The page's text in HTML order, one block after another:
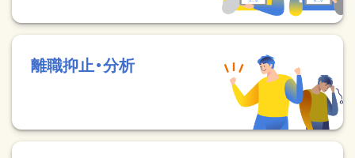
離職抑止・分析